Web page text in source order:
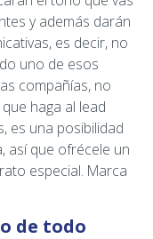
y además darán
es decir, no
uno de esos
compañías, no
haga al lead
es una posibilidad
así que ofrécele un
especial. Marca
de todo